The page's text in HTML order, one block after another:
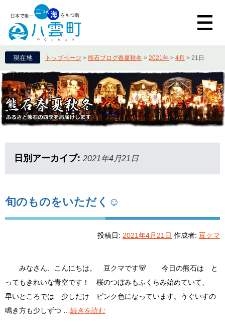
トップページ > 熊石ブログ春夏秋冬 > 2021年 > 4月 > 21日
日別アーカイブ: 2021年4月21日
旬のものをいただく☺
投稿日: 2021年4月21日 作成者: 豆クマ
みなさん、こんにちは。 豆クマです🐻 今日の熊石は と
ってもきれいな青空です！ 桜のつぼみもふくらみ始めていて、
早いところでは 少しだけ ピンク色になっています。うぐいすの
鳴き方も少しずつ … 続きを読む